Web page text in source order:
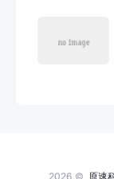
2026 © 原速